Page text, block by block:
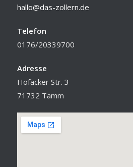
hallo@das-zollern.de
Telefon
0176/20339700
Adresse
Hofäcker Str. 3
71732 Tamm